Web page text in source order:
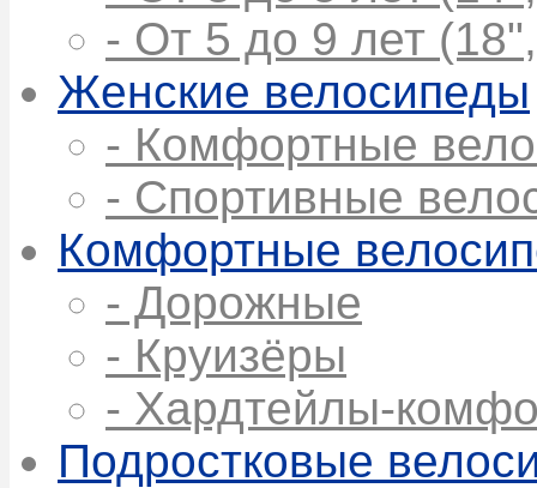
- От 5 до 9 лет
Женские велосипеды
- Комфортные
- Спортивные
Комфортные
- Дорожные
- Круизёры
- Хардтейлы-
Подростковые